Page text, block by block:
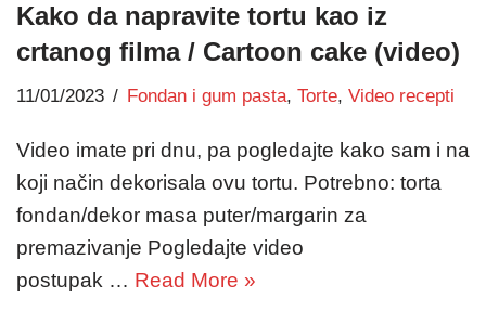
Kako da napravite tortu kao iz
crtanog filma / Cartoon cake (video)
11/01/2023 Fondan i gum pasta, Torte, Video recepti
Video imate pri dnu, pa pogledajte kako sam i na
koji način dekorisala ovu tortu. Potrebno: torta
fondan/dekor masa puter/margarin za
premazivanje Pogledajte video
postupak … Read More »